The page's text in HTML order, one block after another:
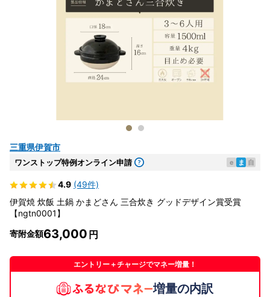
三重県伊賀市
ワンストップ特例オンライン申請 e ま 自
4.9 (49件)
伊賀焼 炊飯 土鍋 かまどさん 三合炊き グッドデザイン賞受賞
【ngtn0001】
寄附金額63,000
エントリー＋チャージでマネー増量！
増量の内訳